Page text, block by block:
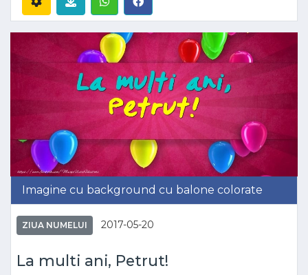
Imagine cu background cu balone colorate
ZIUA NUMELUI 2017-05-20
La multi ani, Petrut!